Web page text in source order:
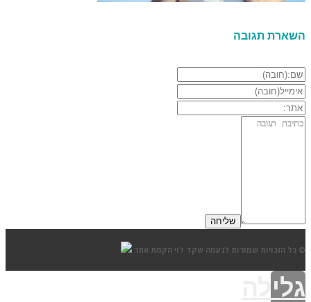
השארת תגובה
© כל הזכויות שמורות לנעמה שקד לוי הקמת אתר
גלילה